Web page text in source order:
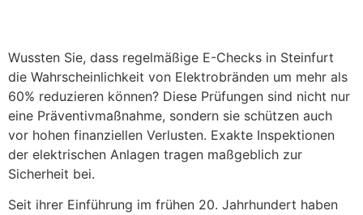
Wussten Sie, dass regelmäßige E-Checks in Steinfurt
die Wahrscheinlichkeit von Elektrobränden um mehr als
60% reduzieren können? Diese Prüfungen sind nicht nur
eine Präventivmaßnahme, sondern sie schützen auch
vor hohen finanziellen Verlusten. Exakte Inspektionen
der elektrischen Anlagen tragen maßgeblich zur
Sicherheit bei.
Seit ihrer Einführung im frühen 20. Jahrhundert haben